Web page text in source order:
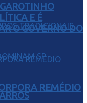
E É
O GOVERNO DO
REMÉDIO